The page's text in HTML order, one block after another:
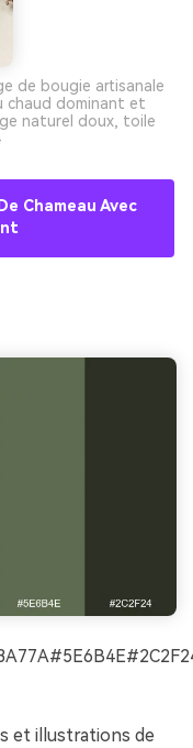
de bougie artisanale
dominant et
naturel doux, toile
Chameau Avec
et illustrations de